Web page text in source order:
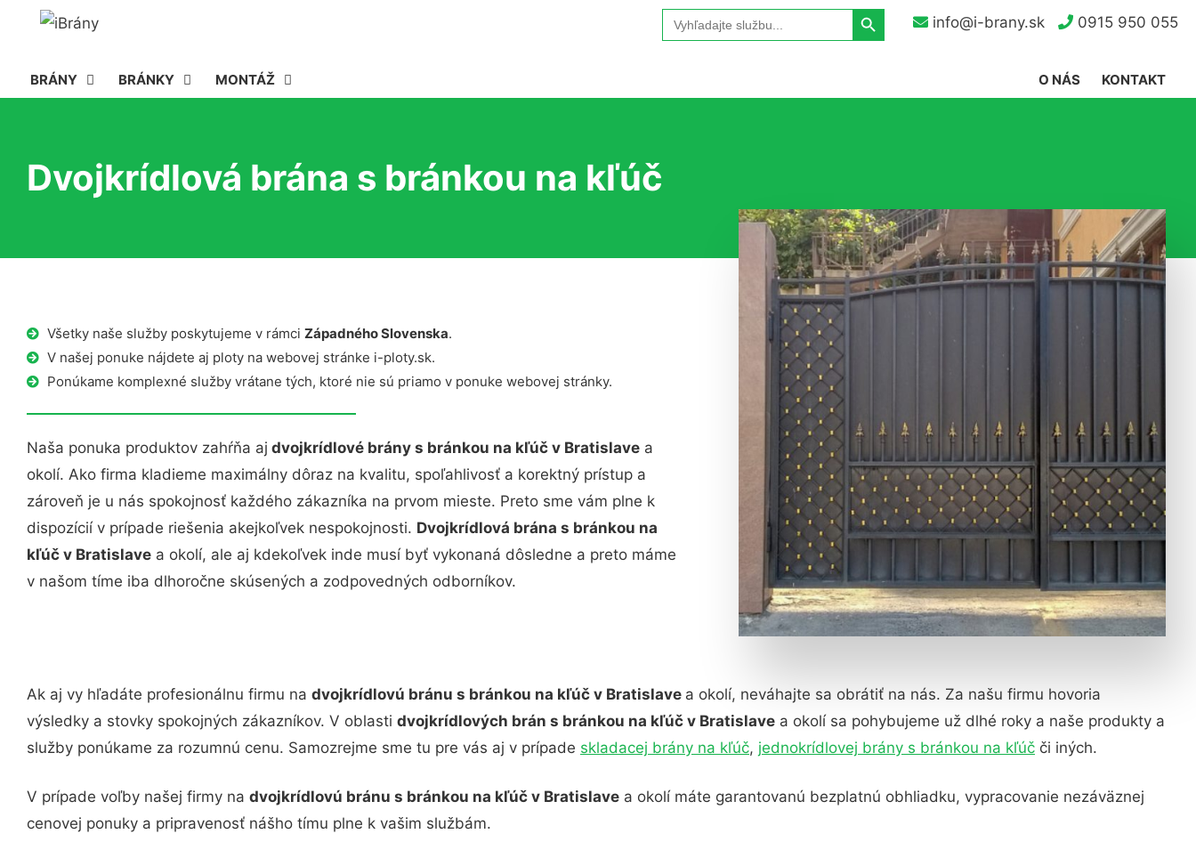
info@i-brany.sk 0915 950 055
Search
for:
Search Button
BRÁNY BRÁNKY MONTÁŽ KONTAKT
O NÁS
Dvojkrídlová brána s bránkou na kľúč
Všetky naše služby poskytujeme v rámci Západného Slovenska.
V našej ponuke nájdete aj ploty na webovej stránke i-ploty.sk.
Ponúkame komplexné služby vrátane tých, ktoré nie sú priamo v ponuke webovej stránky.
Naša ponuka produktov zahŕňa aj dvojkrídlové brány s bránkou na kľúč v Bratislave a
okolí. Ako firma kladieme maximálny dôraz na kvalitu, spoľahlivosť a korektný prístup a
zároveň je u nás spokojnosť každého zákazníka na prvom mieste. Preto sme vám plne k
dispozícií v prípade riešenia akejkoľvek nespokojnosti. Dvojkrídlová brána s bránkou na
kľúč v Bratislave a okolí, ale aj kdekoľvek inde musí byť vykonaná dôsledne a preto máme
v našom tíme iba dlhoročne skúsených a zodpovedných odborníkov.
Ak aj vy hľadáte profesionálnu firmu na dvojkrídlovú bránu s bránkou na kľúč v Bratislave a okolí, neváhajte sa obrátiť na nás. Za našu firmu hovoria
výsledky a stovky spokojných zákazníkov. V oblasti dvojkrídlových brán s bránkou na kľúč v Bratislave a okolí sa pohybujeme už dlhé roky a naše produkty a
služby ponúkame za rozumnú cenu. Samozrejme sme tu pre vás aj v prípade skladacej brány na kľúč, jednokrídlovej brány s bránkou na kľúč či iných.
V prípade voľby našej firmy na dvojkrídlovú bránu s bránkou na kľúč v Bratislave a okolí máte garantovanú bezplatnú obhliadku, vypracovanie nezáväznej
cenovej ponuky a pripravenosť nášho tímu plne k vašim službám.